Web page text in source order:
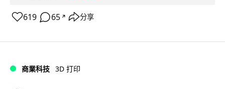
619 65 ↗ 分享
商業科技 3D 打印